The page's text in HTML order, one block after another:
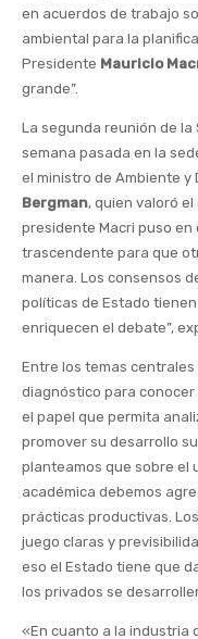
en acuerdos de trabajo
ambiental para la
Presidente Mauricio
grande”.
La segunda reunión de
semana pasada en la
el ministro de Ambiente
Bergman, quien valoró el
presidente Macri puso en
trascendente para que
manera. Los consensos
políticas de Estado
enriquecen el debate”,
Entre los temas
diagnóstico para
el papel que permita
promover su desarrollo
planteamos que sobre el
académica debemos
prácticas productivas.
juego claras y
eso el Estado tiene que
los privados se
«En cuanto a la industria